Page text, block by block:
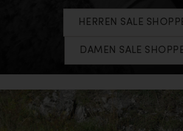
HERREN SALE
DAMEN SALE